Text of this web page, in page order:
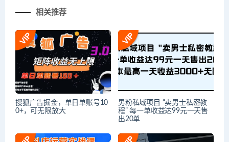
相关推荐
搜狐广告掘金，单日单账号10
0+，可无限放大
男粉私域项目 “卖男士私密教
程” 每一单收益达99元一天售
出20单